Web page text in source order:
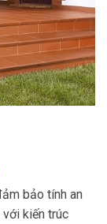
bảo tính an
kiến trúc